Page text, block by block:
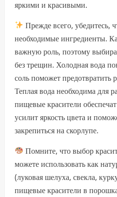
яркими и красивыми.
Прежде всего, убедитесь,
необходимые ингредиенты.
важную роль, поэтому
без трещин. Холодная вода
соль поможет предотвратить
Теплая вода необходима для
пищевые красители
усилит яркость цвета и
закрепиться на скорлупе.
Помните, что выбор
можете использовать как
(луковая шелуха, свекла,
пищевые красители в